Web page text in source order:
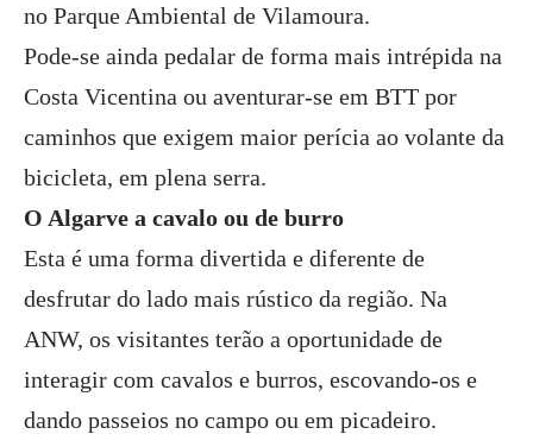
no Parque Ambiental de Vilamoura.
Pode-se ainda pedalar de forma mais intrépida na
Costa Vicentina ou aventurar-se em BTT por
caminhos que exigem maior perícia ao volante da
bicicleta, em plena serra.
O Algarve a cavalo ou de burro
Esta é uma forma divertida e diferente de
desfrutar do lado mais rústico da região. Na
ANW, os visitantes terão a oportunidade de
interagir com cavalos e burros, escovando-os e
dando passeios no campo ou em picadeiro.